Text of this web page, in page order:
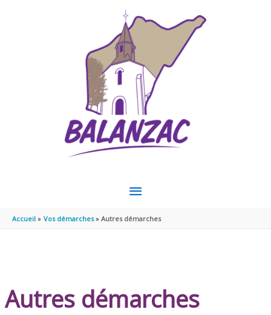
MENU
PRINCIPAL
Accueil Vos démarches Autres démarches
Autres démarches